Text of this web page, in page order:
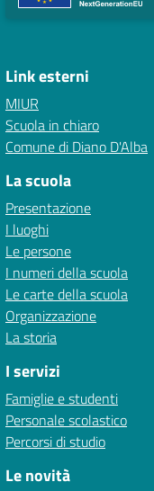
Link esterni
MIUR
Scuola in chiaro
Comune di Diano D'Alba
La scuola
Presentazione
I luoghi
Le persone
I numeri della scuola
Le carte della scuola
Organizzazione
La storia
I servizi
Famiglie e studenti
Personale scolastico
Percorsi di studio
Le novità